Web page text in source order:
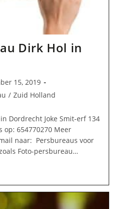
Dirk Hol in
15, 2019
/ Zuid Holland
Dordrecht Joke Smit-erf 134
op: 654770270 Meer
naar: Persbureaus voor
Foto-persbureau…